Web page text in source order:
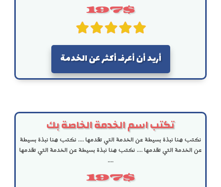
197$
أريد أن أعرف أكثر عن الخدمة
تكتب اسم الخدمة الخاصة بك
نكتب هنا نبذة بسيطة عن الخدمة التي تقدمها .... نكتب هنا نبذة بسيطة
عن الخدمة التي تقدمها .... نكتب هنا نبذة بسيطة عن الخدمة التي تقدمها
....
197$